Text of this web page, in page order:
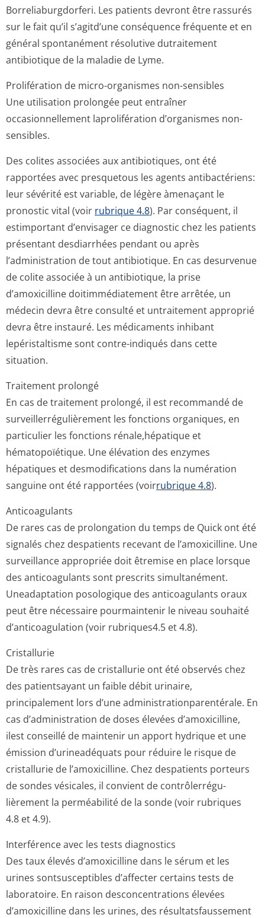
Borreliaburgdor­feri. Les patients devront être rassurés
sur le fait qu’il s’agitd’une conséquence fréquente et en
général spontanément résolutive dutraitement
antibiotique de la maladie de Lyme.
Prolifération de micro-organismes non-sensibles
Une utilisation prolongée peut entraîner
occasionnellement laprolifération d’organismes non-
sensibles.
Des colites associées aux antibiotiques, ont été
rapportées avec presquetous les agents antibactériens:
leur sévérité est variable, de légère àmenaçant le
pronostic vital (voir rubrique 4.8). Par conséquent, il
estimportant d’envisager ce diagnostic chez les patients
présentant desdiarrhées pendant ou après
l’administration de tout antibiotique. En cas desurvenue
de colite associée à un antibiotique, la prise
d’amoxicilline doitimmédiatement être arrêtée, un
médecin devra être consulté et untraitement approprié
devra être instauré. Les médicaments inhibant
lepéristaltisme sont contre-indiqués dans cette
situation.
Traitement prolongé
En cas de traitement prolongé, il est recommandé de
surveillerrégu­lièrement les fonctions organiques, en
particulier les fonctions rénale,hépatique et
hématopoïétique. Une élévation des enzymes
hépatiques et desmodifications dans la numération
sanguine ont été rapportées (voirrubrique 4.8).
Anticoagulants
De rares cas de prolongation du temps de Quick ont été
signalés chez despatients recevant de l’amoxicilline. Une
surveillance appropriée doit êtremise en place lorsque
des anticoagulants sont prescrits simultanément.
Uneadaptation posologique des anticoagulants oraux
peut être nécessaire pourmaintenir le niveau souhaité
d’anticoagulation (voir rubriques4.5 et 4­.8).
Cristallurie
De très rares cas de cristallurie ont été observés chez
des patientsayant un faible débit urinaire,
principalement lors d’une administration­parentérale. En
cas d’administration de doses élevées d’amoxicilline,
ilest conseillé de maintenir un apport hydrique et une
émission d’urineadéquats pour réduire le risque de
cristallurie de l’amoxicilline. Chez despatients porteurs
de sondes vésicales, il convient de contrôlerrégu­
lièrement la perméabilité de la sonde (voir rubriques
4.8 et 4.9).
Interférence avec les tests diagnostics
Des taux élevés d’amoxicilline dans le sérum et les
urines sontsusceptibles d’affecter certains tests de
laboratoire. En raison desconcentrations élevées
d’amoxicilline dans les urines, des résultatsfaussement